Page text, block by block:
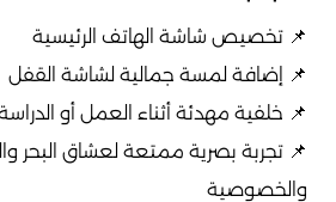
📌 تخصيص شاشة الهاتف الرئيسية
📌 إضافة لمسة جمالية لشاشة القفل
📌 خلفية مهدئة أثناء العمل أو
📌 تجربة بصرية ممتعة لعشاق البحر
والخصوصية